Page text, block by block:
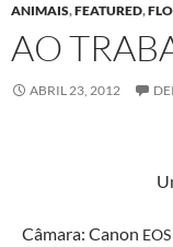
ANIMAIS,FEATURED,
AO
ABRIL 23, 2012
Câmara: Canon EOS